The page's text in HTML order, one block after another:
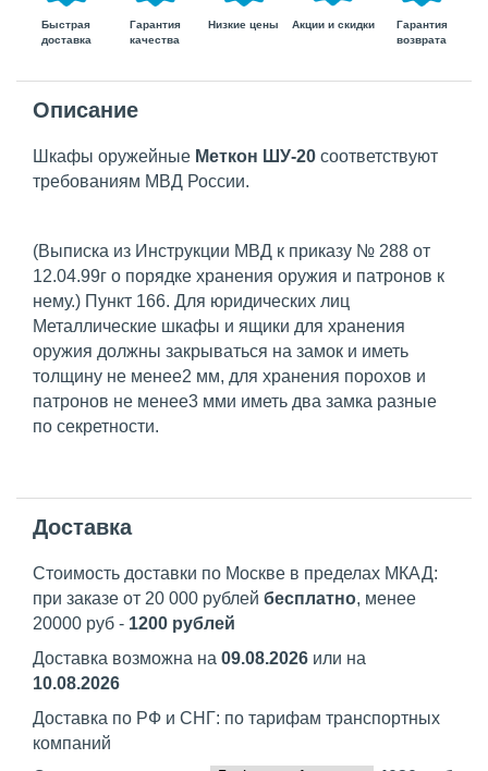
Быстрая
доставка
Гарантия
качества
Низкие цены Акции и скидки
Гарантия
возврата
Описание
Шкафы оружейные Меткон ШУ-20 соответствуют
требованиям МВД России.
(Выписка из Инструкции МВД к приказу № 288 от
12.04.99г о порядке хранения оружия и патронов к
нему.) Пункт 166. Для юридических лиц
Металлические шкафы и ящики для хранения
оружия должны закрываться на замок и иметь
толщину не менее2 мм, для хранения порохов и
патронов не менее3 мми иметь два замка разные
по секретности.
Доставка
Стоимость доставки по Москве в пределах МКАД:
при заказе от 20 000 рублей бесплатно, менее
20000 руб - 1200 рублей
Доставка возможна на 09.08.2026 или на
10.08.2026
Доставка по РФ и СНГ: по тарифам транспортных
компаний